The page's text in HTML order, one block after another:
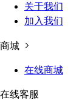
关于我们
加入我们
商城
在线商城
在线客服